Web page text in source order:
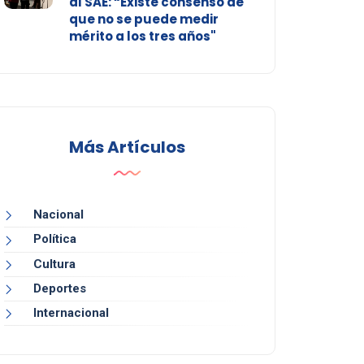
que no se puede medir
mérito a los tres años"
Más Artículos
Nacional
Política
Cultura
Deportes
Internacional